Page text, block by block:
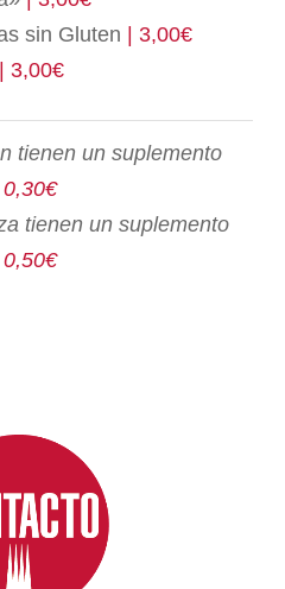
sin Gluten | 3,00€
| 3,00€
tienen un suplemento
0,30€
tienen un suplemento
0,50€